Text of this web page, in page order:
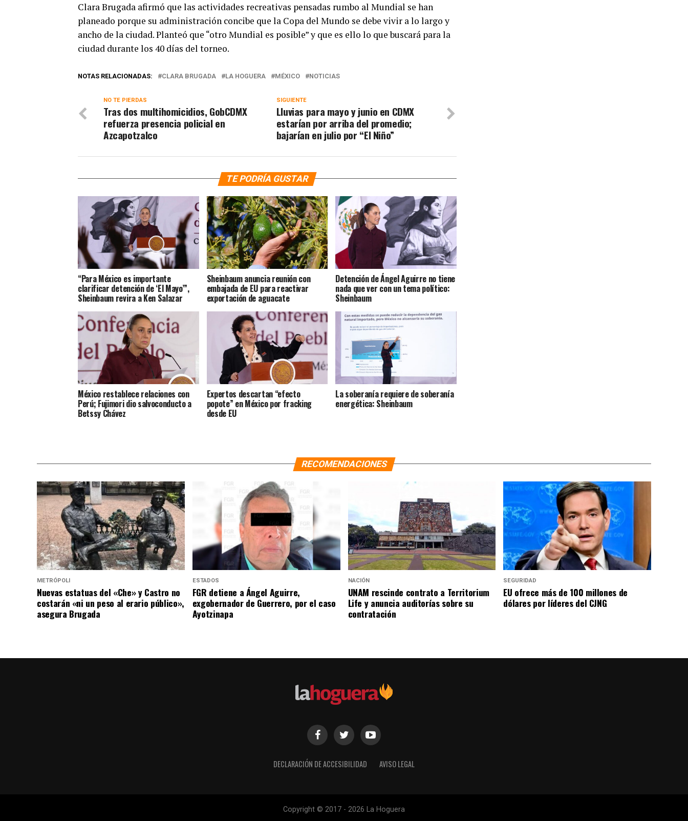
Clara Brugada afirmó que las actividades recreativas pensadas rumbo al Mundial se han
planeado porque su administración concibe que la Copa del Mundo se debe vivir a lo largo y
ancho de la ciudad. Planteó que “otro Mundial es posible” y que es ello lo que buscará para la
ciudad durante los 40 días del torneo.
NOTAS RELACIONADAS: CLARA BRUGADA LA HOGUERA MÉXICO NOTICIAS
SIGUIENTE
Lluvias para mayo y junio en CDMX
estarían por arriba del promedio;
bajarían en julio por “El Niño”
NO TE PIERDAS
Tras dos multihomicidios, GobCDMX
refuerza presencia policial en
Azcapotzalco
TE PODRÍA GUSTAR
“Para México es importante
clarificar detención de ‘El Mayo’”,
Sheinbaum revira a Ken Salazar
Sheinbaum anuncia reunión con
embajada de EU para reactivar
exportación de aguacate
Detención de Ángel Aguirre no tiene
nada que ver con un tema político:
Sheinbaum
México restablece relaciones con
Perú; Fujimori dio salvoconducto a
Betssy Chávez
Expertos descartan “efecto
popote” en México por fracking
desde EU
La soberanía requiere de soberanía
energética: Sheinbaum
RECOMENDACIONES
METRÓPOLI
Nuevas estatuas del «Che» y Castro no
costarán «ni un peso al erario público»,
asegura Brugada
ESTADOS
FGR detiene a Ángel Aguirre,
exgobernador de Guerrero, por el caso
Ayotzinapa
NACIÓN
UNAM rescinde contrato a Territorium
Life y anuncia auditorías sobre su
contratación
SEGURIDAD
EU ofrece más de 100 millones de
dólares por líderes del CJNG
DECLARACIÓN DE ACCESIBILIDAD AVISO LEGAL
Copyright © 2017 - 2026 La Hoguera